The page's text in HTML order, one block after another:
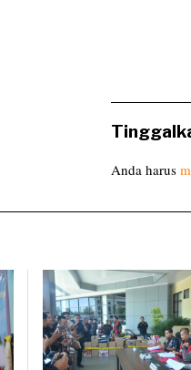
Anda harus